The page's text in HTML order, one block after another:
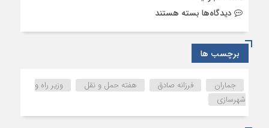
دیدگاه‌ها برای
و
حمل‌ونقل
شاکله
جنگ
بسته هستند
برچسب ها
جماران فرزانه صادق هفته حمل و نقل
وزیر راه و
شهرسازی